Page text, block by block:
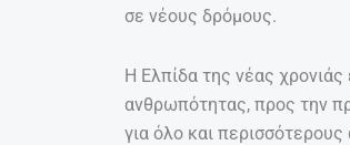
σε νέους δρόμους.
Η Ελπίδα της νέας χρονιάς
ανθρωπότητας, προς την
για όλο και